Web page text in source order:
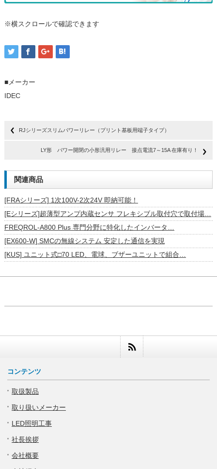
※横スクロールで確認できます
■メーカー
IDEC
RJシリーズスリムパワーリレー（プリント基板用端子タイプ）
LY形 パワー開閉の小形汎用リレー 接点電流7～15A 在庫有り！
関連商品
[FRAシリーズ] 1次100V-2次24V 即納可能！
[Eシリーズ]超薄型アンプ内蔵センサ フレキシブル取付穴で取付場…
FREQROL-A800 Plus 専門分野に特化したインバータ…
[EX600-W] SMCの無線システム 安定した通信を実現
[KUS] ユニット式□70 LED、電球、ブザーユニットで組合…
コンテンツ
取扱製品
取り扱いメーカー
LED照明工事
社長挨拶
会社概要